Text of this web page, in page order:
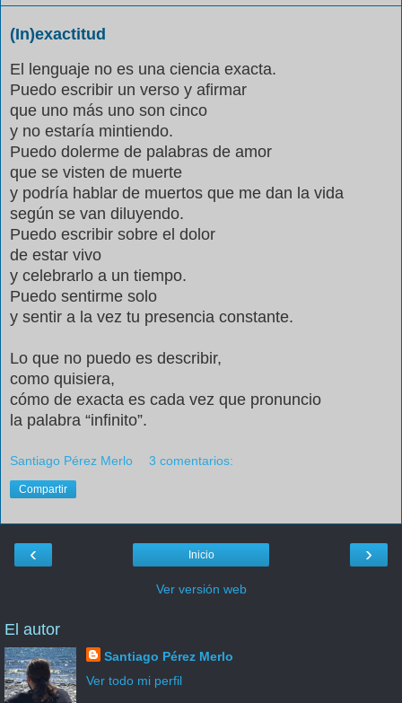
(In)exactitud
El lenguaje no es una ciencia exacta.
Puedo escribir un verso y afirmar
que uno más uno son cinco
y no estaría mintiendo.
Puedo dolerme de palabras de amor
que se visten de muerte
y podría hablar de muertos que me dan la vida
según se van diluyendo.
Puedo escribir sobre el dolor
de estar vivo
y celebrarlo a un tiempo.
Puedo sentirme solo
y sentir a la vez tu presencia constante.
Lo que no puedo es describir,
como quisiera,
cómo de exacta es cada vez que pronuncio
la palabra “infinito”.
Santiago Pérez Merlo 3 comentarios:
Compartir
‹ ›
Inicio
Ver versión web
El autor
Santiago Pérez Merlo
Ver todo mi perfil